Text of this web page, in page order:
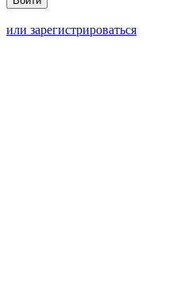
или зарегистрироваться